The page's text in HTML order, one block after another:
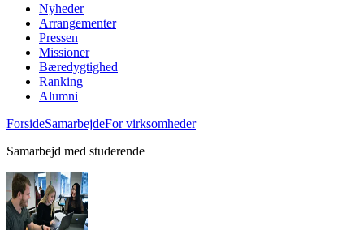
Nyheder
Arrangementer
Pressen
Missioner
Bæredygtighed
Ranking
Alumni
ForsideSamarbejdeFor virksomheder
Samarbejd med studerende